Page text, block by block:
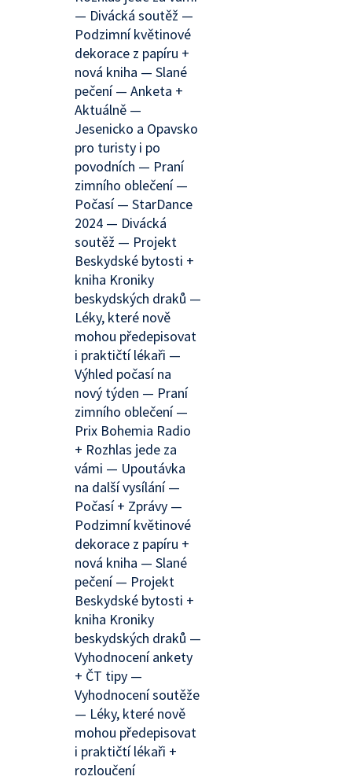
— Divácká soutěž —
Podzimní květinové
dekorace z papíru +
nová kniha — Slané
pečení — Anketa +
Aktuálně —
Jesenicko a Opavsko
pro turisty i po
povodních — Praní
zimního oblečení —
Počasí — StarDance
2024 — Divácká
soutěž — Projekt
Beskydské bytosti +
kniha Kroniky
beskydských draků —
Léky, které nově
mohou předepisovat
i praktičtí lékaři —
Výhled počasí na
nový týden — Praní
zimního oblečení —
Prix Bohemia Radio
+ Rozhlas jede za
vámi — Upoutávka
na další vysílání —
Počasí + Zprávy —
Podzimní květinové
dekorace z papíru +
nová kniha — Slané
pečení — Projekt
Beskydské bytosti +
kniha Kroniky
beskydských draků —
Vyhodnocení ankety
+ ČT tipy —
Vyhodnocení soutěže
— Léky, které nově
mohou předepisovat
i praktičtí lékaři +
rozloučení